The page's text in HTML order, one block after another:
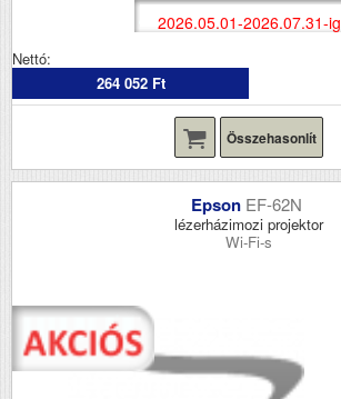
2026.05.01-2026.07.31-ig
Nettó:
264 052 Ft
Összehasonlít
Epson EF-62N
lézerházimozi projektor
Wi-Fi-s